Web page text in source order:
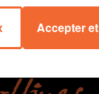
Accepter